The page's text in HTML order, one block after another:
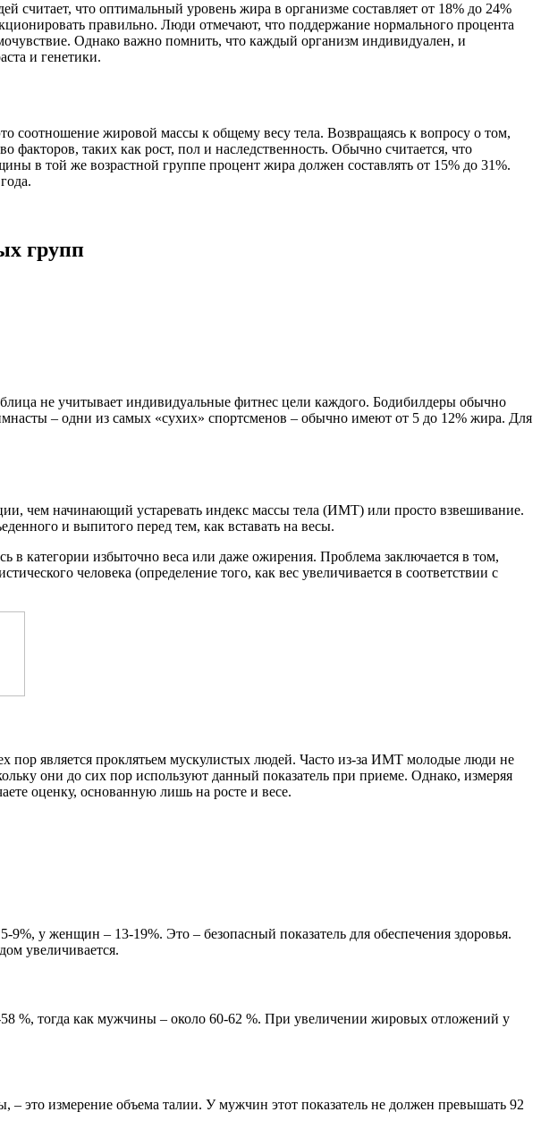
что оптимальный уровень жира в организме составляет от 18% до 24%
правильно. Люди отмечают, что поддержание нормального процента
Однако важно помнить, что каждый организм индивидуален, и
и генетики.
соотношение жировой массы к общему весу тела. Возвращаясь к вопросу о том,
факторов, таких как рост, пол и наследственность. Обычно считается, что
в той же возрастной группе процент жира должен составлять от 15% до 31%.
групп
не учитывает индивидуальные фитнес цели каждого. Бодибилдеры обычно
– одни из самых «сухих» спортсменов – обычно имеют от 5 до 12% жира. Для
чем начинающий устаревать индекс массы тела (ИМТ) или просто взвешивание.
и выпитого перед тем, как вставать на весы.
в категории избыточно веса или даже ожирения. Проблема заключается в том,
человека (определение того, как вес увеличивается в соответствии с
является проклятьем мускулистых людей. Часто из-за ИМТ молодые люди не
они до сих пор используют данный показатель при приеме. Однако, измеряя
оценку, основанную лишь на росте и весе.
у женщин – 13-19%. Это – безопасный показатель для обеспечения здоровья.
увеличивается.
тогда как мужчины – около 60-62 %. При увеличении жировых отложений у
это измерение объема талии. У мужчин этот показатель не должен превышать 92